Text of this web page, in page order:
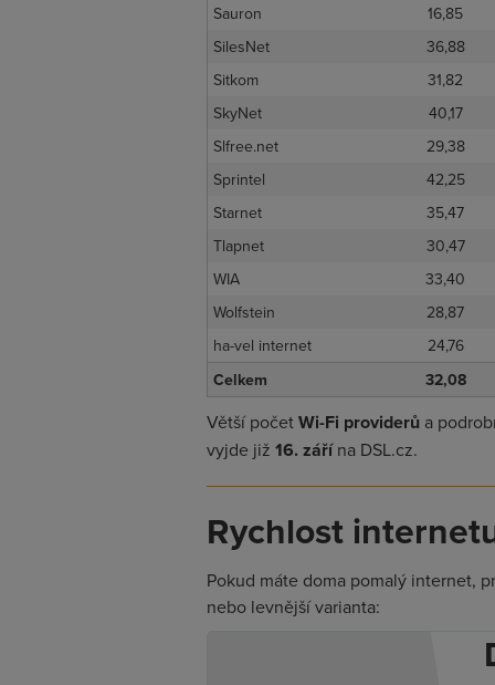
Sauron
16,85
SilesNet
36,88
Sitkom
31,82
SkyNet
40,17
Slfree.net
29,38
Sprintel
42,25
Starnet
35,47
Tlapnet
30,47
WIA
33,40
Wolfstein
28,87
ha-vel internet
24,76
Celkem
32,08
Větší početWi-Fi providerů a
vyjde již 16. zářína DSL.cz.
Rychlost
Pokud máte doma pomalý internet,
nebo levnější varianta: